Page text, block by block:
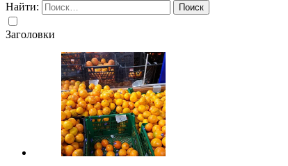
Найти:
Заголовки